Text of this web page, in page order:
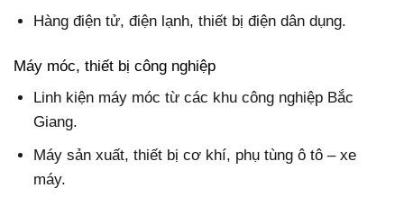
Hàng điện tử, điện lạnh, thiết bị điện dân dụng.
Máy móc, thiết bị công nghiệp
Linh kiện máy móc từ các khu công nghiệp Bắc
Giang.
Máy sản xuất, thiết bị cơ khí, phụ tùng ô tô – xe
máy.